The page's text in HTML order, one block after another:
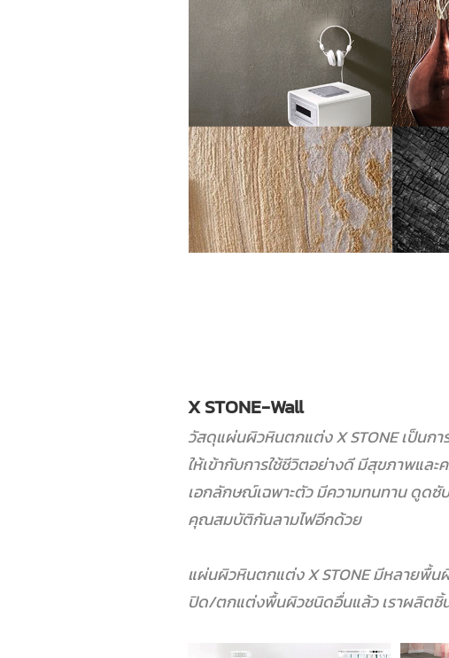
X STONE-Wall
วัสดุแผ่นผิวหินตกแต่ง X STONE เป็นก
ให้เข้ากับการใช้ชีวิตอย่างดี มีสุขภาพและ
เอกลักษณ์เฉพาะตัว มีความทนทาน ดูดซั
คุณสมบัติกันลามไฟอีกด้วย
แผ่นผิวหินตกแต่ง X STONE มีหลายพื้
ปิด/ตกแต่งพื้นผิวชนิดอื่นแล้ว เราผลิตชิ้